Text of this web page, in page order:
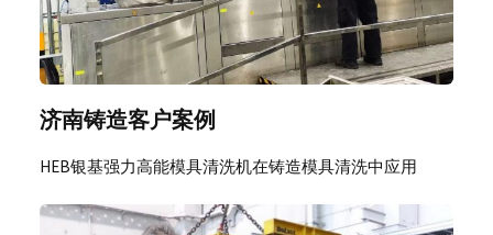
济南铸造客户案例
HEB银基强力高能模具清洗机在铸造模具清洗中应用